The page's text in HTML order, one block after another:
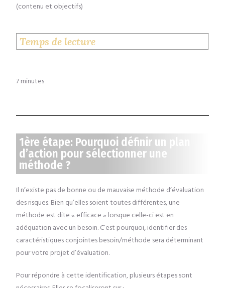
(contenu et objectifs)
Temps de lecture
7 minutes
1ère étape: Pourquoi définir un plan
d’action pour sélectionner une
méthode ?
Il n’existe pas de bonne ou de mauvaise méthode d’évaluation
des risques. Bien qu’elles soient toutes différentes, une
méthode est dite « efficace » lorsque celle-ci est en
adéquation avec un besoin. C’est pourquoi, identifier des
caractéristiques conjointes besoin/méthode sera déterminant
pour votre projet d’évaluation.
Pour répondre à cette identification, plusieurs étapes sont